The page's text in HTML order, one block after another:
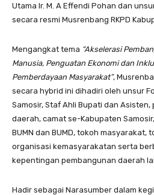
Utama Ir. M. A Effendi Pohan dan
secara resmi Musrenbang RKPD
Mengangkat tema “Akselerasi
Manusia, Penguatan Ekonomi dan
Pemberdayaan Masyarakat”,
secara hybrid ini dihadiri oleh unsur
Samosir, Staf Ahli Bupati dan
daerah, camat se-Kabupaten
BUMN dan BUMD, tokoh masyarakat,
organisasi kemasyarakatan serta
kepentingan pembangunan daerah
Hadir sebagai Narasumber dalam